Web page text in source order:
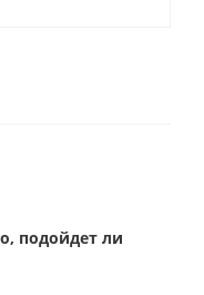
подойдет ли